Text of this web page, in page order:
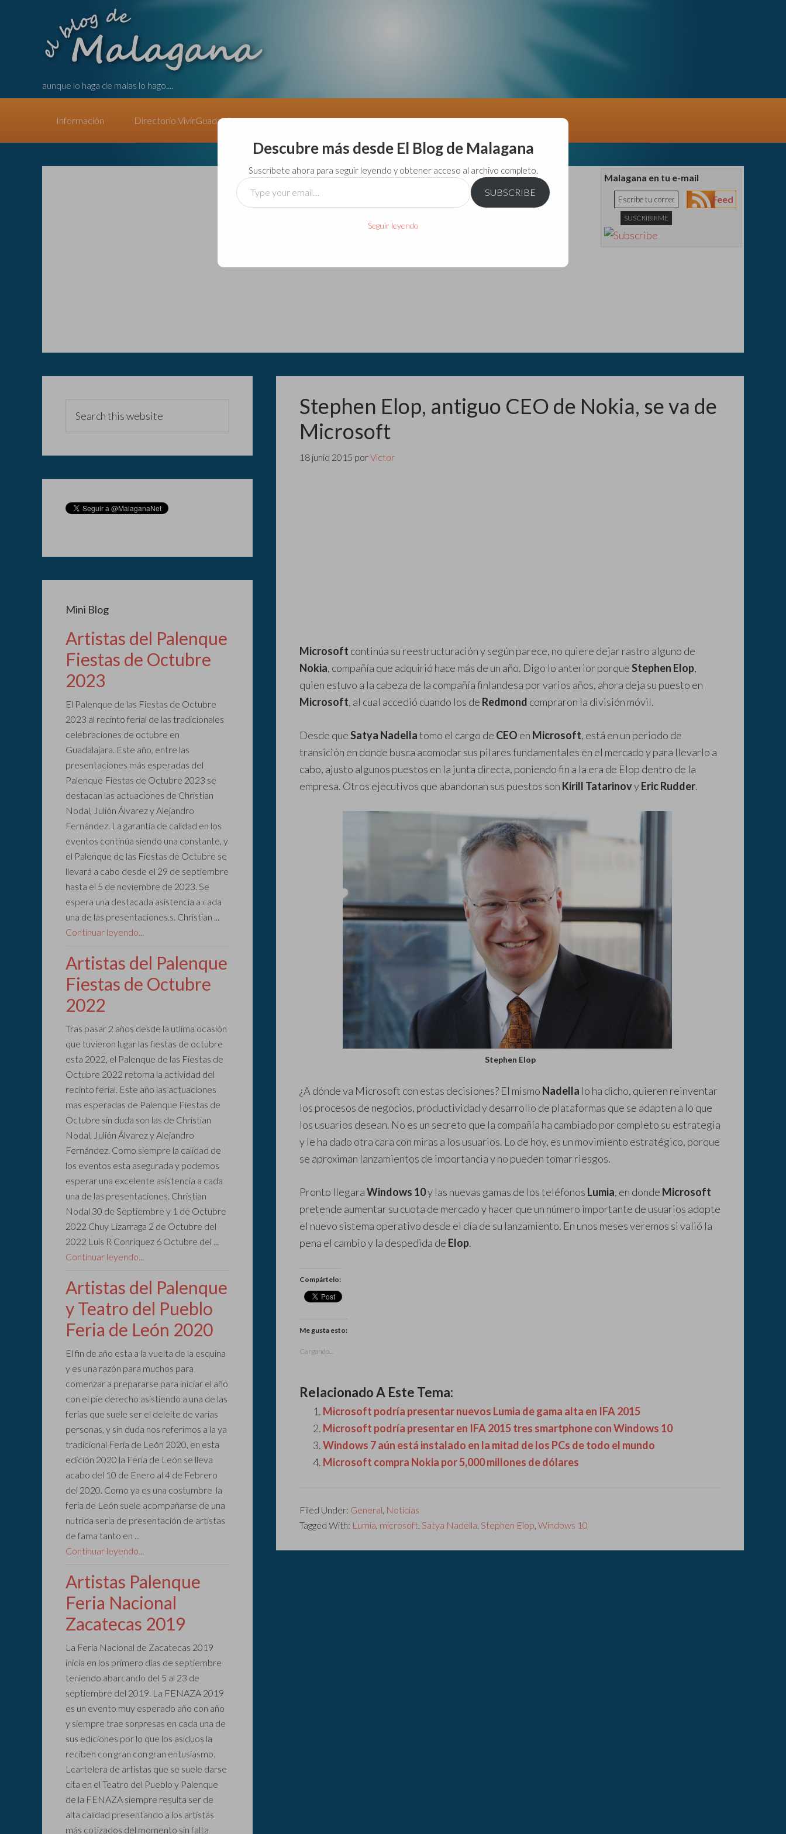
aunque lo haga de malas lo hago....
Información Directorio VivirGuadalajara
Malagana en tu e-mail
Feed
Stephen Elop, antiguo CEO de Nokia, se va de
Microsoft
18 junio 2015 porVictor
Microsoft continúa su reestructuración y según parece, no quiere dejar rastro alguno de
Nokia, compañía que adquirió hace más de un año. Digo lo anterior porqueStephen Elop,
quien estuvo a la cabeza de la compañía finlandesa por varios años, ahora deja su puesto en
Microsoft, al cual accedió cuando los de Redmond compraron la división móvil.
Desde queSatya Nadellatomo el cargo de CEO en Microsoft, está en un periodo de
transición en donde busca acomodar sus pilares fundamentales en el mercado y para llevarlo a
cabo, ajusto algunos puestos en la junta directa, poniendo fin a la era de Elop dentro de la
empresa. Otros ejecutivos que abandonan sus puestos son Kirill TatarinovyEric Rudder.
Stephen Elop
¿A dónde va Microsoft con estas decisiones? El mismo Nadella lo ha dicho, quieren reinventar
los procesos de negocios, productividad y desarrollo de plataformas que se adapten a lo que
los usuarios desean. No es un secreto que la compañía ha cambiado por completo su estrategia
y le ha dado otra cara con miras a los usuarios. Lo de hoy, es un movimiento estratégico, porque
se aproximan lanzamientos de importancia y no pueden tomar riesgos.
Pronto llegaraWindows 10y las nuevas gamas de los teléfonos Lumia, en donde Microsoft
pretende aumentar su cuota de mercado y hacer que un número importante de usuarios adopte
el nuevo sistema operativo desde el día de su lanzamiento. En unos meses veremos si valió la
pena el cambio y la despedida de Elop.
Compártelo:
Me gusta esto:
Cargando...
Relacionado A Este Tema:
Microsoft podría presentar nuevos Lumia de gama alta en IFA 2015
Microsoft podría presentar en IFA 2015 tres smartphone con Windows 10
Windows 7 aún está instalado en la mitad de los PCs de todo el mundo
Microsoft compra Nokia por 5,000 millones de dólares
Filed Under: General, Noticias
Tagged With: Lumia, microsoft, Satya Nadella, Stephen Elop, Windows 10
Mini Blog
Artistas del Palenque
Fiestas de Octubre
2023
El Palenque de las Fiestas de Octubre
2023 al recinto ferial de las tradicionales
celebraciones de octubre en
Guadalajara. Este año, entre las
presentaciones más esperadas del
Palenque Fiestas de Octubre 2023 se
destacan las actuaciones de Christian
Nodal, Julión Álvarez y Alejandro
Fernández. La garantía de calidad en los
eventos continúa siendo una constante, y
el Palenque de las Fiestas de Octubre se
llevará a cabo desde el 29 de septiembre
hasta el 5 de noviembre de 2023. Se
espera una destacada asistencia a cada
una de las presentaciones.s. Christian ...
Continuar leyendo...
Artistas del Palenque
Fiestas de Octubre
2022
Tras pasar 2 años desde la utlima ocasión
que tuvieron lugar las fiestas de octubre
esta 2022, el Palenque de las Fiestas de
Octubre 2022 retoma la actividad del
recinto ferial. Este año las actuaciones
mas esperadas de Palenque Fiestas de
Octubre sin duda son las de Christian
Nodal, Julión Álvarez y Alejandro
Fernández. Como siempre la calidad de
los eventos esta asegurada y podemos
esperar una excelente asistencia a cada
una de las presentaciones. Christian
Nodal 30 de Septiembre y 1 de Octubre
2022 Chuy Lizarraga 2 de Octubre del
2022 Luis R Conriquez 6 Octubre del ...
Continuar leyendo...
Artistas del Palenque
y Teatro del Pueblo
Feria de León 2020
El fin de año esta a la vuelta de la esquina
y es una razón para muchos para
comenzar a prepararse para iniciar el año
con el pie derecho asistiendo a una de las
ferias que suele ser el deleite de varias
personas, y sin duda nos referimos a la ya
tradicional Feria de León 2020, en esta
edición 2020 la Feria de León se lleva
acabo del 10 de Enero al 4 de Febrero
del 2020. Como ya es una costumbre la
feria de León suele acompañarse de una
nutrida seria de presentación de artistas
de fama tanto en ...
Continuar leyendo...
Artistas Palenque
Feria Nacional
Zacatecas 2019
La Feria Nacional de Zacatecas 2019
inicia en los primero días de septiembre
teniendo abarcando del 5 al 23 de
septiembre del 2019. La FENAZA 2019
es un evento muy esperado año con año
y siempre trae sorpresas en cada una de
sus ediciones por lo que los asiduos la
reciben con gran con gran entusiasmo.
Lcartelera de artistas que se suele darse
cita en el Teatro del Pueblo y Palenque
de la FENAZA siempre resulta ser de
alta calidad presentando a los artistas
más cotizados del momento sin falta
Descubre más desde El Blog de Malagana
Suscríbete ahora para seguir leyendo y obtener acceso al archivo completo.
Type
your
SUBSCRIBE
Seguir leyendo